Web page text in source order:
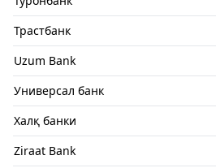
Трастбанк
Uzum Bank
Универсал банк
Халқ банки
Ziraat Bank